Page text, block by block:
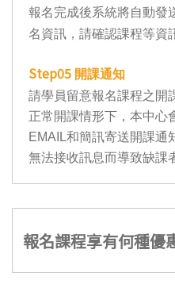
報名完成後系統將自動發
名資訊，請確認課程等資
Step05 開課通知
請學員留意報名課程之開
正常開課情形下，本中心
EMAIL和簡訊寄送開課通
無法接收訊息而導致缺課
報名課程享有何種優